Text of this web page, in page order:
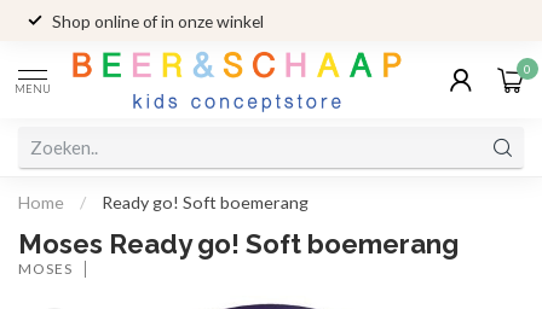
Shop online of in onze winkel
MENU
0
Home / Ready go! Soft boemerang
Moses Ready go! Soft boemerang
MOSES